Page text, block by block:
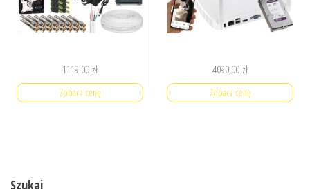
1119,00 zł
Zobacz cenę
4090,00 zł
Zobacz cenę
Szukaj